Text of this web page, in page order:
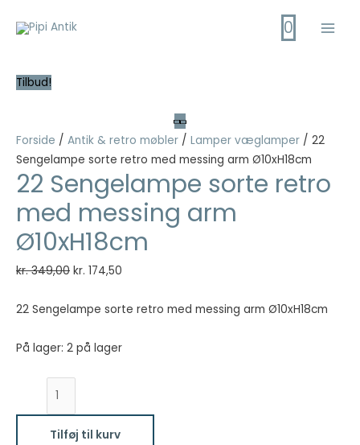
0
Tilbud!
Forside / Antik & retro møbler / Lamper væglamper / 22
Sengelampe sorte retro med messing arm Ø10xH18cm
22 Sengelampe sorte retro
med messing arm
Ø10xH18cm
kr.349,00 Den
pris
kr. 349,00.
kr. 174,50
pris
kr. 174,50.
22 Sengelampe sorte retro med messing arm Ø10xH18cm
På lager: 2 på lager
Tilføj til kurv
Nødvendig
Nødvendige
cookies hjælper